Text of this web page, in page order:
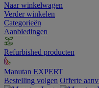
Naar winkelwagen
Verder winkelen
Categorieën
Aanbiedingen
Refurbished producten
Manutan EXPERT
Bestelling volgen Offerte